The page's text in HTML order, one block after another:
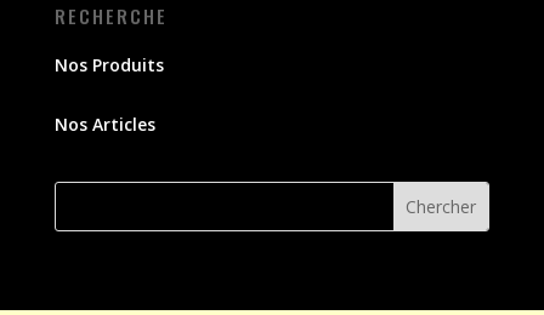
RECHERCHE
Nos Produits
Nos Articles